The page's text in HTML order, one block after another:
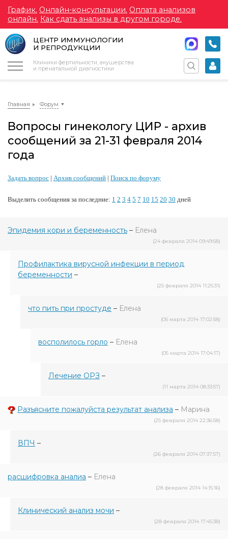
График. Онлайн-консультации. Оплата анализов
онлайн. Как сдать анализы в другом городе.
ЦЕНТР ИММУНОЛОГИИ
И РЕПРОДУКЦИИ
Клиники фертильности, акушерства
и пренатальной диагностики
Главная Форум
Вопросы гинекологу ЦИР - архив
сообщений за 21-31 февраля 2014
года
Задать вопрос | Архив сообщений | Поиск по форуму
Выделить сообщения за последние: 1 2 3 4 5 7 10 15 20 30 дней
Эпидемия кори и беременность – Елена
(24 февраля 2014 09:49:58)
Профилактика вирусной инфекции в период
беременности –
(25 февраля 2014 11:25:31)
что пить при простуде – Елена
(05 марта 2014 17:02:58)
восполилось горло – Елена
(05 марта 2014 17:04:17)
Лечение ОРЗ –
(11 марта 2014 08:33:57)
Разъясните пожалуйста результат анализа – Марина
(25 февраля 2014 22:36:58)
ВПЧ –
(26 февраля 2014 07:37:57)
расшифровка аналиа – Елена
(28 февраля 2014 14:15:16)
Клинический анализ мочи –
(28 февраля 2014 17:45:38)